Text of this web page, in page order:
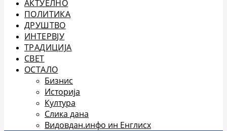
АКТУЕЛНО
ПОЛИТИКА
ДРУШТВО
ИНТЕРВЈУ
ТРАДИЦИЈА
СВЕТ
ОСТАЛО
Бизнис
Историја
Култура
Слика дана
Видовдан.инфо ин Енглисх